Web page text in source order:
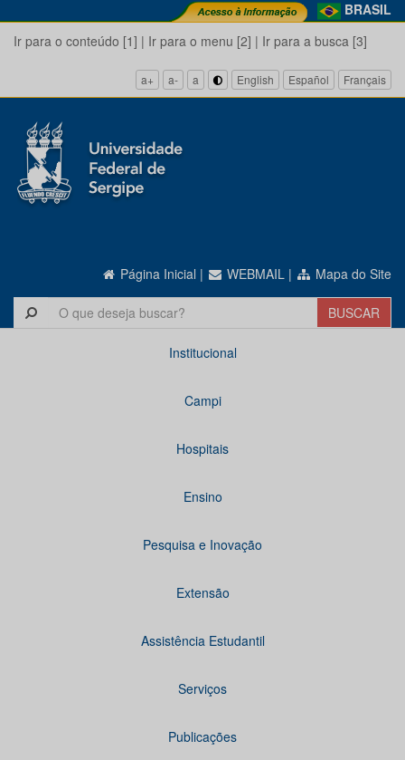
BRASIL
Ir para o conteúdo [1] | Ir para o menu [2] | Ir para a busca [3]
a+ a- a English Español Français
Página Inicial | WEBMAIL | Mapa do Site
Institucional
Campi
Hospitais
Ensino
Pesquisa e Inovação
Extensão
Assistência Estudantil
Serviços
Publicações